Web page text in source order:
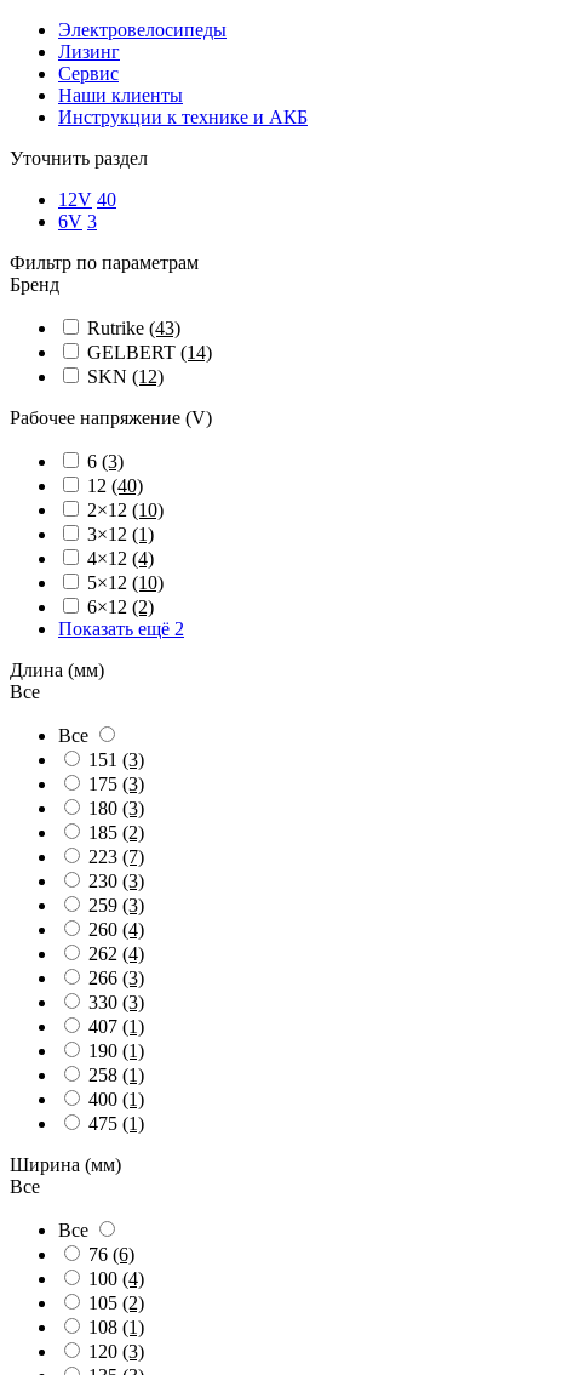
Электровелосипеды
Лизинг
Сервис
Наши клиенты
Инструкции к технике и АКБ
Уточнить раздел
12V 40
6V 3
Фильтр по параметрам
Бренд
Rutrike (43)
GELBERT (14)
SKN (12)
Рабочее напряжение (V)
6 (3)
12 (40)
2×12 (10)
3×12 (1)
4×12 (4)
5×12 (10)
6×12 (2)
Показать ещё 2
Длина (мм)
Все
Все
151 (3)
175 (3)
180 (3)
185 (2)
223 (7)
230 (3)
259 (3)
260 (4)
262 (4)
266 (3)
330 (3)
407 (1)
190 (1)
258 (1)
400 (1)
475 (1)
Ширина (мм)
Все
Все
76 (6)
100 (4)
105 (2)
108 (1)
120 (3)